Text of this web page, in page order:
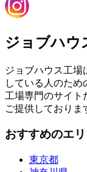
ジョブハウ
ジョブハウス工場
している人のため
工場専門のサイト
ご提供しておりま
おすすめのエ
東京都